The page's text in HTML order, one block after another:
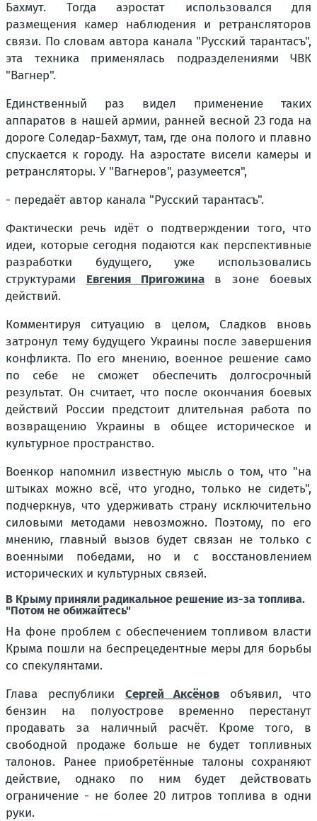
Бахмут. Тогда аэростат использовался для
размещения камер наблюдения и ретрансляторов
связи. По словам автора канала "Русский тарантасъ",
эта техника применялась подразделениями ЧВК
"Вагнер".
Единственный раз видел применение таких
аппаратов в нашей армии, ранней весной 23 года на
дороге Соледар-Бахмут, там, где она полого и плавно
спускается к городу. На аэростате висели камеры и
ретрансляторы. У "Вагнеров", разумеется",
- передаёт автор канала "Русский тарантасъ".
Фактически речь идёт о подтверждении того, что
идеи, которые сегодня подаются как перспективные
разработки будущего, уже использовались
структурами Евгения Пригожинав зоне боевых
действий.
Комментируя ситуацию в целом, Сладков вновь
затронул тему будущего Украины после завершения
конфликта. По его мнению, военное решение само
по себе не сможет обеспечить долгосрочный
результат. Он считает, что после окончания боевых
действий России предстоит длительная работа по
возвращению Украины в общее историческое и
культурное пространство.
Военкор напомнил известную мысль о том, что "на
штыках можно всё, что угодно, только не сидеть",
подчеркнув, что удерживать страну исключительно
силовыми методами невозможно. Поэтому, по его
мнению, главный вызов будет связан не только с
военными победами, но и с восстановлением
исторических и культурных связей.
В Крыму приняли радикальное решение из-за топлива.
"Потом не обижайтесь"
На фоне проблем с обеспечением топливом власти
Крыма пошли на беспрецедентные меры для борьбы
со спекулянтами.
Глава республики Сергей Аксёнов объявил, что
бензин на полуострове временно перестанут
продавать за наличный расчёт. Кроме того, в
свободной продаже больше не будет топливных
талонов. Ранее приобретённые талоны сохраняют
действие, однако по ним будет действовать
ограничение - не более 20 литров топлива в одни
руки.